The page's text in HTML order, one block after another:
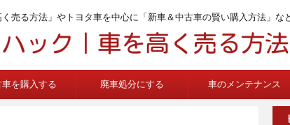
売る方法」やトヨタ車を中心に「新車＆中古車の賢い購入方法」な
車を購入する 廃車処分にする 車のメンテナンス